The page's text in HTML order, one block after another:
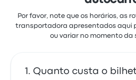
Por favor, note que os horários, as
transportadora apresentados aqui
ou variar no momento da
Quanto custa o